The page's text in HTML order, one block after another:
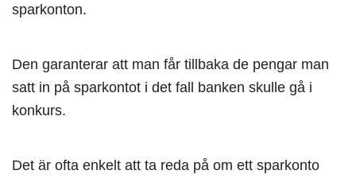
sparkonton.
Den garanterar att man får tillbaka de pengar man
satt in på sparkontot i det fall banken skulle gå i
konkurs.
Det är ofta enkelt att ta reda på om ett sparkonto